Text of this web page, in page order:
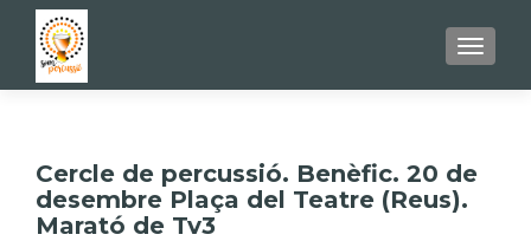
Cercle de percussió. Benèfic. 20 de
desembre Plaça del Teatre (Reus).
Marató de Tv3